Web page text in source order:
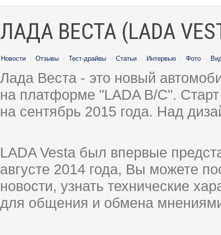
ЛАДА ВЕСТА (LADA
Новости · Отзывы · Тест-драйвы · Статьи · Интервью · Фото ·
Лада Веста - это новый
на платформе "LADA B/C".
на сентябрь 2015 года. Над
LADA Vesta был впервые
августе 2014 года, Вы можете
новости, узнать технические
для общения и обмена